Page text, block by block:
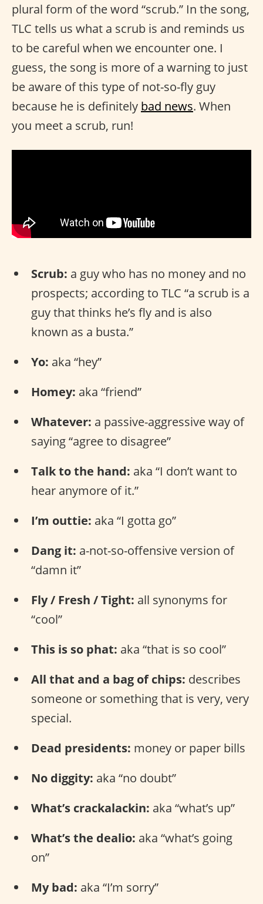
plural form of the word “scrub.” In the song,
TLC tells us what a scrub is and reminds us
to be careful when we encounter one. I
guess, the song is more of a warning to just
be aware of this type of not-so-fly guy
because he is definitely bad news. When
you meet a scrub, run!
Scrub: a guy who has no money and no
prospects; according to TLC “a scrub is a
guy that thinks he’s fly and is also
known as a busta.”
Yo: aka “hey”
Homey: aka “friend”
Whatever: a passive-aggressive way of
saying “agree to disagree”
Talk to the hand: aka “I don’t want to
hear anymore of it.”
I’m outtie: aka “I gotta go”
Dang it: a-not-so-offensive version of
“damn it”
Fly / Fresh / Tight: all synonyms for
“cool”
This is so phat: aka “that is so cool”
All that and a bag of chips: describes
someone or something that is very, very
special.
Dead presidents: money or paper bills
No diggity: aka “no doubt”
What’s crackalackin: aka “what’s up”
What’s the dealio: aka “what’s going
on”
My bad: aka “I’m sorry”